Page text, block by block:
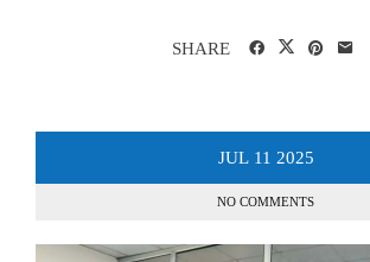
SHARE
JUL 11 2025
NO COMMENTS